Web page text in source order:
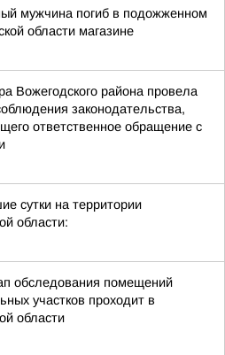
мужчина погиб в подожженном
области магазине
Вожегодского района провела
законодательства,
ответственное обращение с
сутки на территории
области:
обследования помещений
участков проходит в
области